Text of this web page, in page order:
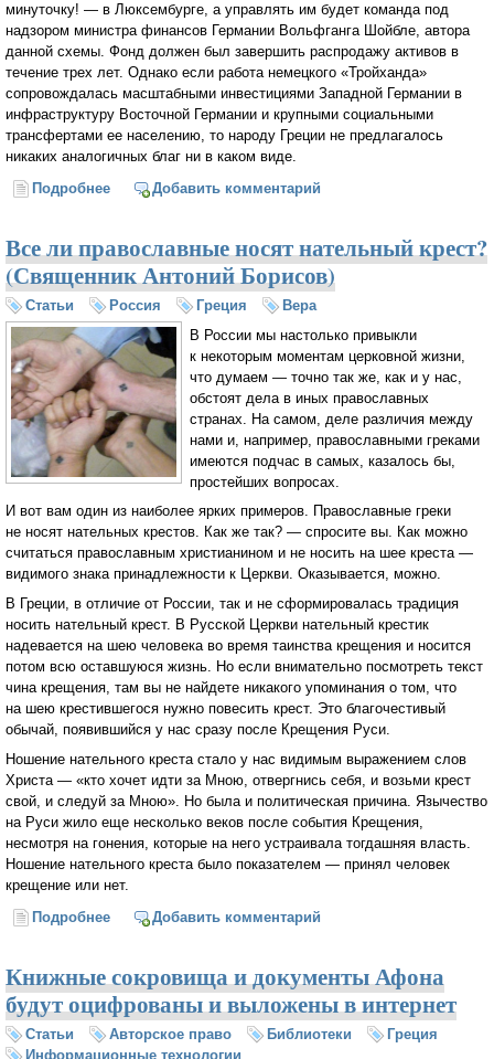
минуточку! — в Люксембурге, а управлять им будет команда под
надзором министра финансов Германии Вольфганга Шойбле, автора
данной схемы. Фонд должен был завершить распродажу активов в
течение трех лет. Однако если работа немецкого «Тройханда»
сопровождалась масштабными инвестициями Западной Германии в
инфраструктуру Восточной Германии и крупными социальными
трансфертами ее населению, то народу Греции не предлагалось
никаких аналогичных благ ни в каком виде.
Подробнее о Европейский план карательной приватизации для
Добавить комментарий
Все ли православные носят нательный крест?
(Священник Антоний Борисов)
Статьи Россия Греция
Вера
В России мы настолько привыкли
к некоторым моментам церковной жизни,
что думаем — точно так же, как и у нас,
обстоят дела в иных православных
странах. На самом, деле различия между
нами и, например, православными греками
имеются подчас в самых, казалось бы,
простейших вопросах.
И вот вам один из наиболее ярких примеров. Православные греки
не носят нательных крестов. Как же так? — спросите вы. Как можно
считаться православным христианином и не носить на шее креста —
видимого знака принадлежности к Церкви. Оказывается, можно.
В Греции, в отличие от России, так и не сформировалась традиция
носить нательный крест. В Русской Церкви нательный крестик
надевается на шею человека во время таинства крещения и носится
потом всю оставшуюся жизнь. Но если внимательно посмотреть текст
чина крещения, там вы не найдете никакого упоминания о том, что
на шею крестившегося нужно повесить крест. Это благочестивый
обычай, появившийся у нас сразу после Крещения Руси.
Ношение нательного креста стало у нас видимым выражением слов
Христа — «кто хочет идти за Мною, отвергнись себя, и возьми крест
свой, и следуй за Мною». Но была и политическая причина. Язычество
на Руси жило еще несколько веков после события Крещения,
несмотря на гонения, которые на него устраивала тогдашняя власть.
Ношение нательного креста было показателем — принял человек
крещение или нет.
Подробнее о Все ли православные носят нательный крест?
Добавить комментарий
Книжные сокровища и документы Афона
будут оцифрованы и выложены в интернет
Статьи Авторское право Библиотеки
Греция
Информационные технологии